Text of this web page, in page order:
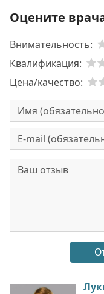
Оцените
Внимательность:
Квалификация:
Цена/качество: